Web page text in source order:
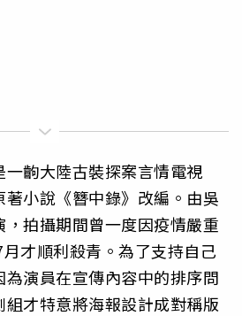
齣大陸古裝探案言情電視
小說《簪中錄》改編。由吳
拍攝期間曾一度因疫情嚴重
才順利殺青。為了支持自己
演員在宣傳內容中的排序問
才特意將海報設計成對稱版